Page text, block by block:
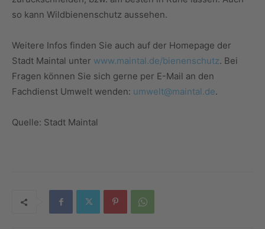
so kann Wildbienenschutz aussehen.
Weitere Infos finden Sie auch auf der Homepage der
Stadt Maintal unter www.maintal.de/bienenschutz. Bei
Fragen können Sie sich gerne per E-Mail an den
Fachdienst Umwelt wenden: umwelt@maintal.de.
Quelle: Stadt Maintal